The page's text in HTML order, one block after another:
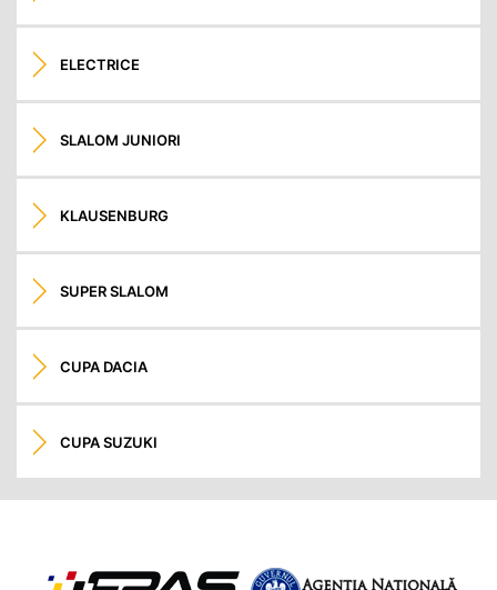
ELECTRICE
SLALOM JUNIORI
KLAUSENBURG
SUPER SLALOM
CUPA DACIA
CUPA SUZUKI